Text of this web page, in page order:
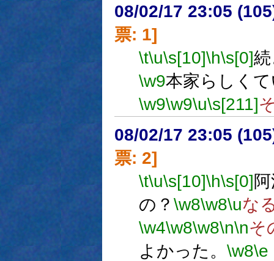
08/02/17 23:05
票: 1]
\t\u\s[10]\h\s[0]
\w9本家らしく
\w9\w9\u\s[211]
08/02/17 23:05
票: 2]
\t\u\s[10]\h\s[0]
の？ \w8\w8\uな
\w4\w8\w8\n\nそ
よかった。 \w8\e